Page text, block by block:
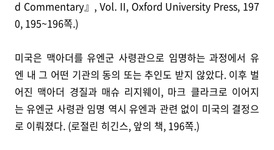
d Commentary』, Vol. II, Oxford University Press, 197
0, 195~196쪽.)
미국은 맥아더를 유엔군 사령관으로 임명하는 과정에서 유
엔 내 그 어떤 기관의 동의 또는 추인도 받지 않았다. 이후 벌
어진 맥아더 경질과 매슈 리지웨이, 마크 클라크로 이어지
는 유엔군 사령관 임명 역시 유엔과 관련 없이 미국의 결정으
로 이뤄졌다. (로절린 히긴스, 앞의 책, 196쪽.)